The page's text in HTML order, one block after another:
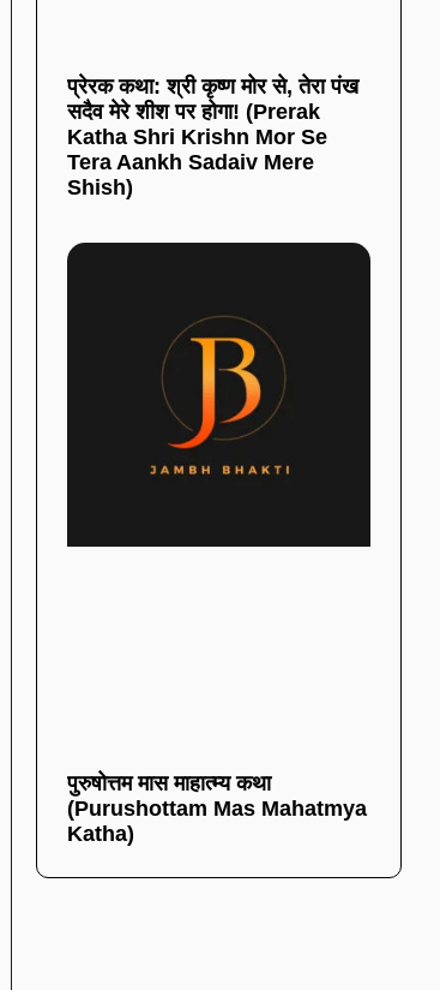
प्रेरक कथा: श्री कृष्ण मोर से, तेरा पंख
सदैव मेरे शीश पर होगा! (Prerak
Katha Shri Krishn Mor Se
Tera Aankh Sadaiv Mere
Shish)
पुरुषोत्तम मास माहात्म्य कथा
(Purushottam Mas Mahatmya
Katha)